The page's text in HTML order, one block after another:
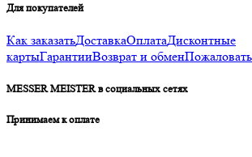
Для покупателей
Как заказатьДоставкаОплатаДисконтные
картыГарантииВозврат и обмен
MESSER MEISTER в социальных сетях
Принимаем к оплате